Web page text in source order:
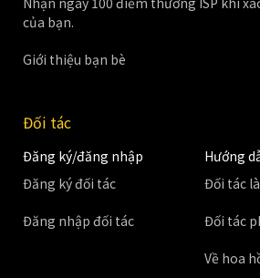
của bạn.
Giới thiệu bạn bè
Đối tác
Đăng ký/đăng nhập
Đăng ký đối tác
Đăng nhập đối tác
Hướng
Đối tác
Đối tác
Về hoa